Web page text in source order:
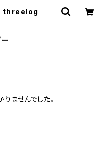
| threelog
ー
ませんでした。